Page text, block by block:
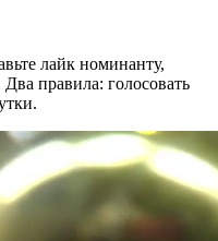
лайк номинанту,
правила: голосовать